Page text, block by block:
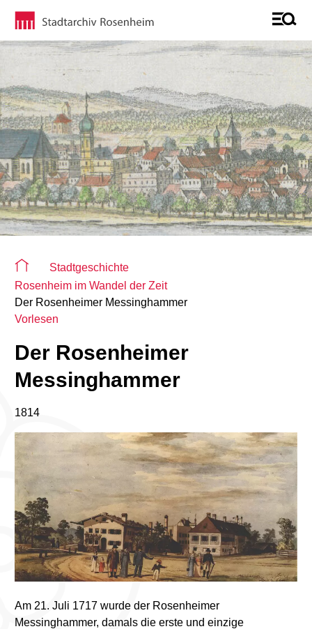
Sie befinden sich auf der Seite "Detailseite"
Stadtgeschichte
Rosenheim im Wandel der Zeit
Der Rosenheimer Messinghammer
Vorlesen
Der Rosenheimer
Messinghammer
1814
Am 21. Juli 1717 wurde der Rosenheimer
Messinghammer, damals die erste und einzige